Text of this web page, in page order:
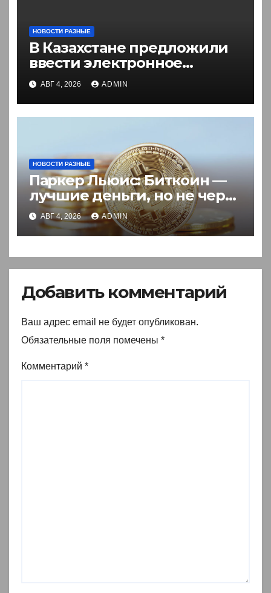
НОВОСТИ РАЗНЫЕ
В Казахстане предложили
ввести электронное
разрешение на въезд для
иностранцев
АВГ 4, 2026 ADMIN
НОВОСТИ РАЗНЫЕ
Паркер Льюис: Биткоин —
лучшие деньги, но не через
акции
АВГ 4, 2026 ADMIN
Добавить комментарий
Ваш адрес email не будет опубликован.
Обязательные поля помечены *
Комментарий *